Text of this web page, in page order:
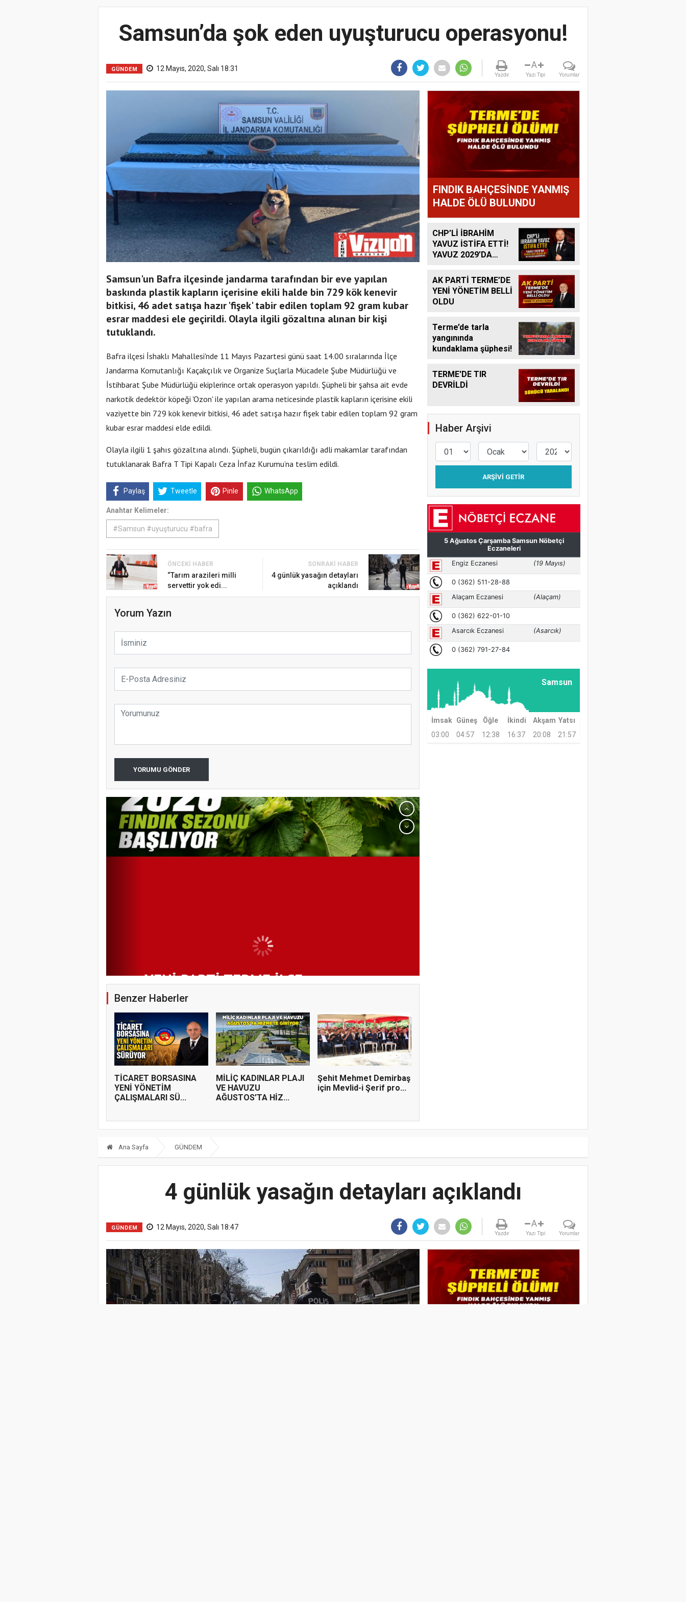
Samsun’da şok eden uyuşturucu operasyonu!
GÜNDEM 12 Mayıs, 2020, Salı 18:31
Yazdır
A
Yazı Tipi Yorumlar
Samsun'un Bafra ilçesinde jandarma tarafından bir eve yapılan
baskında plastik kapların içerisine ekili halde bin 729 kök kenevir
bitkisi, 46 adet satışa hazır 'fişek' tabir edilen toplam 92 gram kubar
esrar maddesi ele geçirildi. Olayla ilgili gözaltına alınan bir kişi
tutuklandı.
Bafra ilçesi İshaklı Mahallesi'nde 11 Mayıs Pazartesi günü saat 14.00 sıralarında İlçe
Jandarma Komutanlığı Kaçakçılık ve Organize Suçlarla Mücadele Şube Müdürlüğü ve
İstihbarat Şube Müdürlüğü ekiplerince ortak operasyon yapıldı. Şüpheli bir şahsa ait evde
narkotik dedektör köpeği 'Ozon' ile yapılan arama neticesinde plastik kapların içerisine ekili
vaziyette bin 729 kök kenevir bitkisi, 46 adet satışa hazır fişek tabir edilen toplam 92 gram
kubar esrar maddesi elde edildi.
Olayla ilgili 1 şahıs gözaltına alındı. Şüpheli, bugün çıkarıldığı adli makamlar tarafından
tutuklanarak Bafra T Tipi Kapalı Ceza İnfaz Kurumu’na teslim edildi.
Paylaş Tweetle Pinle WhatsApp
Anahtar Kelimeler:
#Samsun #uyuşturucu #bafra
ÖNCEKI HABER
“Tarım arazileri milli
servettir yok edi...
SONRAKI HABER
4 günlük yasağın detayları
açıklandı
Yorum Yazın
YORUMU GÖNDER
BAŞKANLIĞINDA ÜYE KATILIM
Benzer Haberler
TİCARET BORSASINA
YENİ YÖNETİM
ÇALIŞMALARI SÜ...
MİLİÇ KADINLAR PLAJI
VE HAVUZU
AĞUSTOS’TA HİZ...
Şehit Mehmet Demirbaş
için Mevlid-i Şerif pro...
FINDIK BAHÇESİNDE YANMIŞ
HALDE ÖLÜ BULUNDU
CHP’Lİ İBRAHİM
YAVUZ İSTİFA ETTİ!
YAVUZ 2029’DA
OLACAK MI?
AK PARTİ TERME’DE
YENİ YÖNETİM BELLİ
OLDU
Terme’de tarla
yangınında
kundaklama şüphesi!
TERME'DE TIR
DEVRİLDİ
Haber Arşivi
ARŞIVI GETIR
Samsun
İmsak Güneş Öğle İkindi Akşam Yatsı
03:00
04:57 12:38 16:37 20:08 21:57
Ana Sayfa GÜNDEM
4 günlük yasağın detayları açıklandı
GÜNDEM 12 Mayıs, 2020, Salı 18:47
Yazdır
A
Yazı Tipi Yorumlar